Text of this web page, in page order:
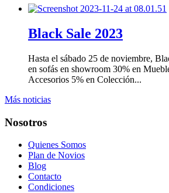
Black Sale 2023
Hasta el sábado 25 de noviembre,
en sofás en showroom 30% en
Accesorios 5% en Colección...
Más noticias
Nosotros
Quienes Somos
Plan de Novios
Blog
Contacto
Condiciones